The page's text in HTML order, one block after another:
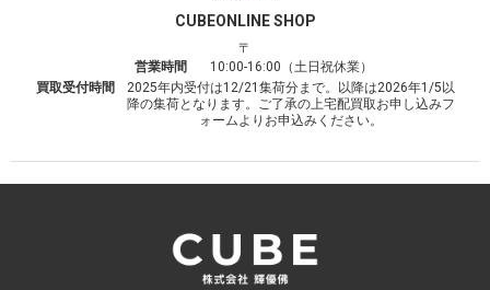
CUBEONLINE SHOP
〒
営業時間
10:00-16:00（土日祝休業）
買取受付時間
2025年内受付は12/21集荷分まで。以降は2026年1/5以
降の集荷となります。ご了承の上宅配買取お申し込みフ
ォームよりお申込みください。